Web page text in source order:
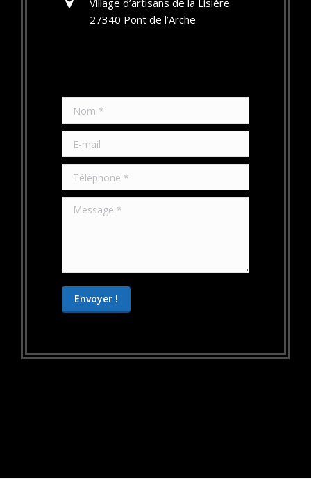
Village d’artisans de la Lisière
27340 Pont de l’Arche
Nom *
E-mail
Téléphone *
Message *
Envoyer !